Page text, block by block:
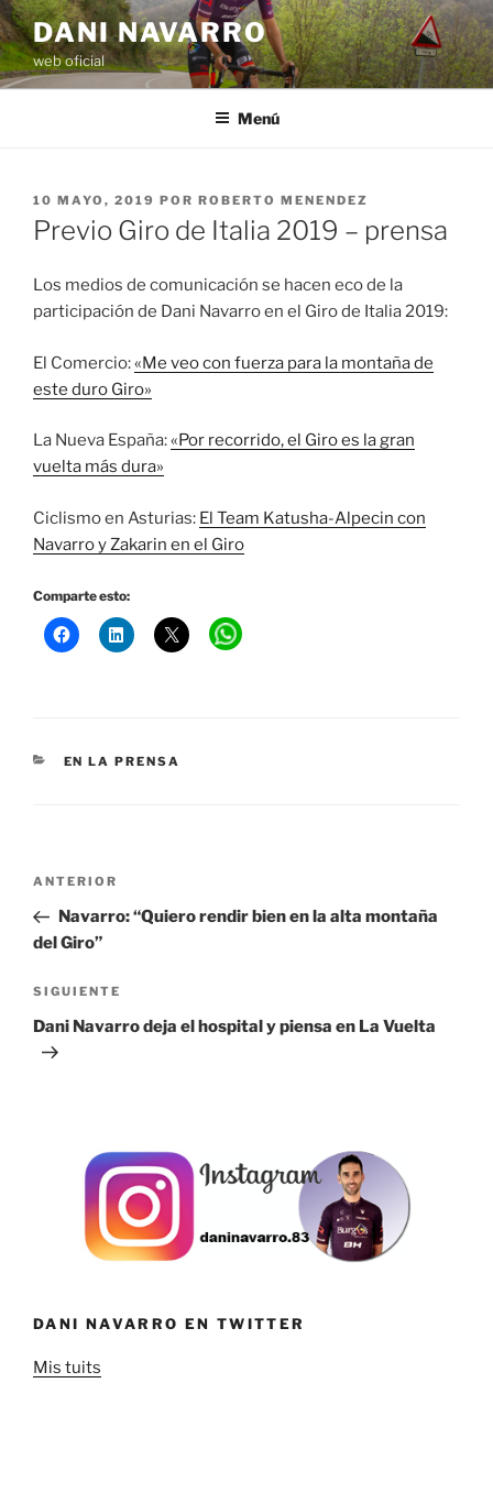
Saltar
al
contenido
DANI NAVARRO
web oficial
Menú
PUBLICADO
EL
10 MAYO, 2019 POR ROBERTO MENENDEZ
Previo Giro de Italia 2019 – prensa
Los medios de comunicación se hacen eco de la
participación de Dani Navarro en el Giro de Italia 2019:
El Comercio:«Me veo con fuerza para la montaña de
este duro Giro»
La Nueva España:«Por recorrido, el Giro es la gran
vuelta más dura»
Ciclismo en Asturias: El Team Katusha-Alpecin con
Navarro y Zakarin en el Giro
Comparte esto:
CATEGORÍAS
EN LA PRENSA
Navegación
entradas
Entrada
anterior:
ANTERIOR
Navarro: “Quiero rendir bien en la alta montaña
del Giro”
Siguiente
entrada
SIGUIENTE
Dani Navarro deja el hospital y piensa en La Vuelta
DANI NAVARRO EN TWITTER
Mis tuits